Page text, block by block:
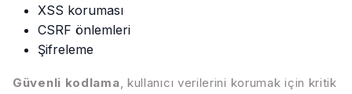
XSS koruması
CSRF önlemleri
Şifreleme
Güvenli kodlama, kullanıcı verilerini korumak için kritik